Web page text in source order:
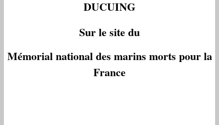
DUCUING
Sur le site du
Mémorial national des marins morts pour la
France